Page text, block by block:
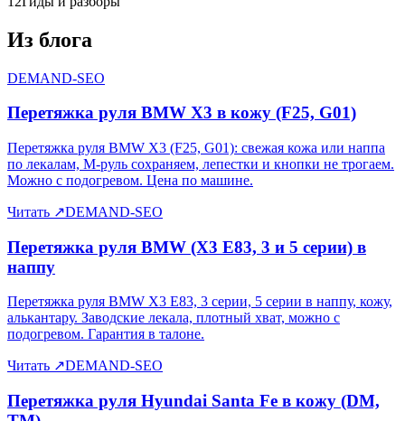
Из блога
DEMAND-SEO
Перетяжка руля BMW X3 в кожу (F25, G01)
Перетяжка руля BMW X3 (F25, G01): свежая кожа или наппа
по лекалам, M-руль сохраняем, лепестки и кнопки не трогаем.
Можно с подогревом. Цена по машине.
Читать ↗DEMAND-SEO
Перетяжка руля BMW (X3 E83, 3 и 5 серии) в
наппу
Перетяжка руля BMW X3 E83, 3 серии, 5 серии в наппу, кожу,
алькантару. Заводские лекала, плотный хват, можно с
подогревом. Гарантия в талоне.
Читать ↗DEMAND-SEO
Перетяжка руля Hyundai Santa Fe в кожу (DM,